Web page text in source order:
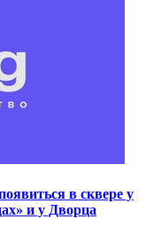
в сквере у
и у Дворца